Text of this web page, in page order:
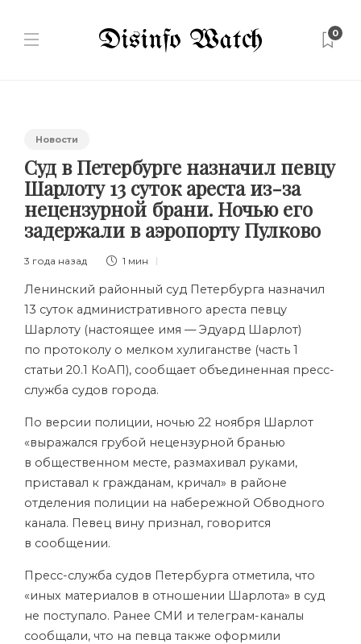
0
Новости
Суд в Петербурге назначил певцу
Шарлоту 13 суток ареста из-за
нецензурной брани. Ночью его
задержали в аэропорту Пулково
3 года назад 1 мин
Ленинский районный суд Петербурга назначил
13 суток административного ареста певцу
Шарлоту (настоящее имя — Эдуард Шарлот)
по протоколу о мелком хулиганстве (часть 1
статьи 20.1 КоАП), сообщает объединенная пресс-
служба судов города.
По версии полиции, ночью 22 ноября Шарлот
«выражался грубой нецензурной бранью
в общественном месте, размахивал руками,
приставал к гражданам, кричал» в районе
отделения полиции на набережной Обводного
канала. Певец вину признал, говорится
в сообщении.
Пресс-служба судов Петербурга отметила, что
«иных материалов в отношении Шарлота» в суд
не поступало. Ранее СМИ и телеграм-каналы
сообщали, что на певца также оформили